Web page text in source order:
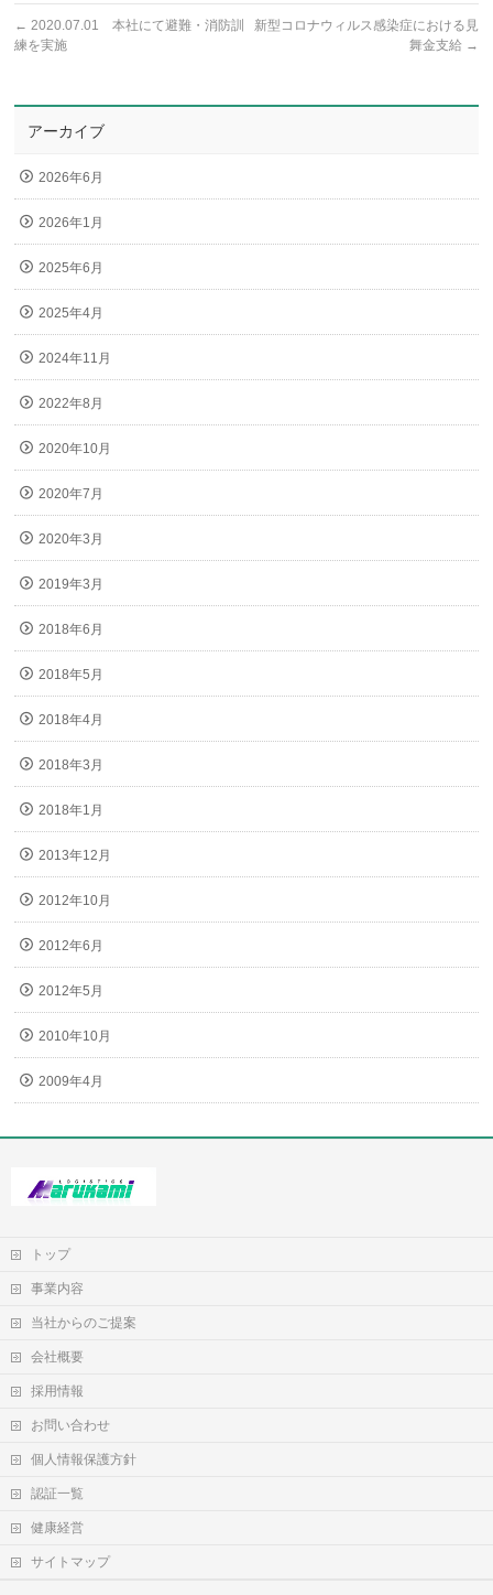
← 2020.07.01 本社にて避難・消防訓
練を実施
新型コロナウィルス感染症における見
舞金支給 →
アーカイブ
2026年6月
2026年1月
2025年6月
2025年4月
2024年11月
2022年8月
2020年10月
2020年7月
2020年3月
2019年3月
2018年6月
2018年5月
2018年4月
2018年3月
2018年1月
2013年12月
2012年10月
2012年6月
2012年5月
2010年10月
2009年4月
トップ
事業内容
当社からのご提案
会社概要
採用情報
お問い合わせ
個人情報保護方針
認証一覧
健康経営
サイトマップ